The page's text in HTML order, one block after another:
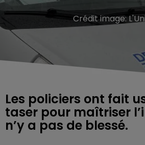
Crédit image:
Les policiers ont fait
taser pour maîtriser
n’y a pas de blessé.